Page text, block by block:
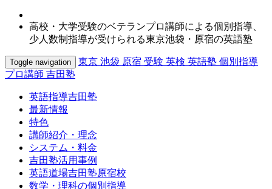
高校・大学受験のベテランプロ講師による個別指導、
少人数制指導が受けられる東京池袋・原宿の英語塾
Toggle navigation
東京 池袋 原宿 受験 英検 英語塾 個別指導
プロ講師 吉田塾
英語指導吉田塾
最新情報
特色
講師紹介・理念
システム・料金
吉田塾活用事例
英語道場吉田塾原宿校
数学・理科の個別指導